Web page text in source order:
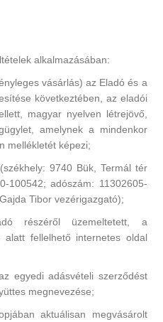
alkalmazásában:
vásárlás) az Eladó és a
következtében, az eladói
magyar nyelven létrejövő,
amelynek a mindenkor
mellékletét képezi;
9740 Bük, Termál tér
100542; adószám: 11302605-
Tibor vezérigazgató);
részéről üzemeltetett, a
alatt fellelhető internetes oldal
egyedi adásvételi szerződést
megnevezése;
aktuálisan megvásárolt